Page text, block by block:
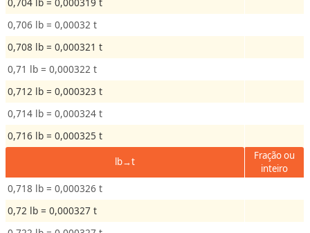
e
n
o
A
r
a
V
0,706 lb = 0,00032 t
0,708 lb = 0,000321 t
0,71 lb = 0,000322 t
0,712 lb = 0,000323 t
0,714 lb = 0,000324 t
0,716 lb = 0,000325 t
lb→t
Fração ou
inteiro
0,718 lb = 0,000326 t
0,72 lb = 0,000327 t